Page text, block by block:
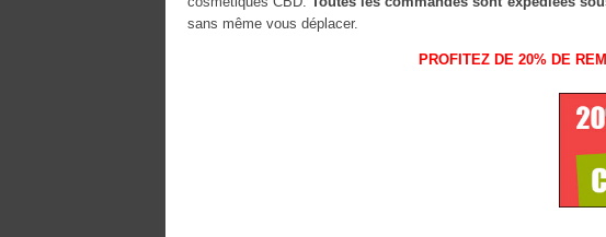
sans même vous déplacer.
PROFITEZ DE 20% DE